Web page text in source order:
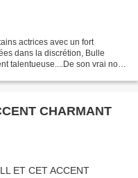
actrices avec un fort
dans la discrétion, Bulle
talentueuse....De son vrai nom
CHARMANT